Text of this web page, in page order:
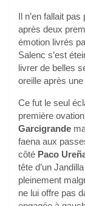
Il n’en fallait
après deux
émotion livrés
Salenc s’est
livrer de belles
oreille après une
Ce fut le seul
première
Garcigrande
faena aux
côté Paco
tête d’un
pleinement
ne lui offre pas